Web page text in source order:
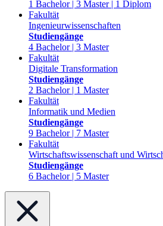
1 Bachelor | 3 Master | 1 Diplom
Fakultät
Ingenieurwissenschaften
Studiengänge
4 Bachelor | 3 Master
Fakultät
Digitale Transformation
Studiengänge
2 Bachelor | 1 Master
Fakultät
Informatik und Medien
Studiengänge
9 Bachelor | 7 Master
Fakultät
Wirtschaftswissenschaft und
Studiengänge
6 Bachelor | 5 Master